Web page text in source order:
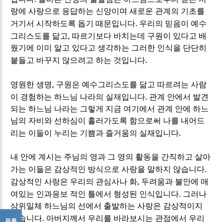
랑에 사랑으로 응답하는 신앙이며 새로운 관계의 기초를
거기서 시작하도록 돕기 때문입니다. 우리의 믿음이 예수
그리스도를 닮고, 따르기보다 바치는데 구원이 있다고 배
웠기에 이미 알고 있다고 생각하는 그러한 인식을 단단히
붙들고 바꾸지 않으려고 하는 것입니다.
영원한 생명, 구원은 예수그리스도를 닮고 따르려는 사람
이 경험하는 하느님 나라의 실재입니다. 관계 안에서 발견
되는 하느님 나라는 그렇게 지금 여기에서 관계 안에 하느
님의 자비와 선하심이 흘러가도록 함으로써 나를 내어드
리는 이들이 누리는 기쁨과 즐거움의 실재입니다.
내 안에 계시는 주님의 영과 그 영의 활동을 간직하고 살아
가는 이들은 감상적인 방식으로 사랑을 말하지 않습니다.
감상적인 사랑은 우리의 관심사나 화, 두려움과 불안에 매
여있는 인과응보 적인 틀에서 형성된 인식입니다. 그러나
삼위일체 하느님의 선에서 출발하는 사랑은 감상적이지
않습니다. 아버지께서 우리를 바라보시는 관점에서 우리